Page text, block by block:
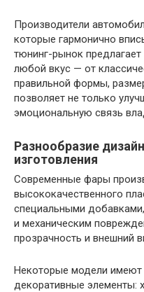
Производители
которые гармонично
тюнинг-рынок
любой вкус — от
правильной формы,
позволяет не только
эмоциональную связь
Разнообразие
изготовления
Современные фары
высококачественного
специальными
и механическим
прозрачность и внешний
Некоторые модели имеют
декоративные элементы: